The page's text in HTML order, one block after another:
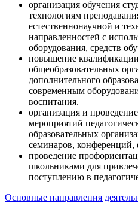
организация обучения
технологиям
естественнонаучной и
направленностей с
оборудования, средств
повышение квалификации
общеобразовательных
дополнительного
современным
воспитания.
организация и
мероприятий
образовательных
семинаров, конференций,
проведение
школьниками для
поступлению в
Основные направления